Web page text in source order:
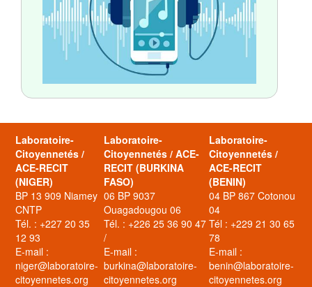
Laboratoire-
Citoyennetés /
ACE-RECIT
(NIGER)
BP 13 909 Niamey
CNTP
Tél. : +227 20 35
12 93
E-mail :
niger@laboratoire-
citoyennetes.org
Laboratoire-
Citoyennetés / ACE-
RECIT (BURKINA
FASO)
06 BP 9037
Ouagadougou 06
Tél. : +226 25 36 90 47
/
E-mail :
burkina@laboratoire-
citoyennetes.org
Laboratoire-
Citoyennetés /
ACE-RECIT
(BENIN)
04 BP 867 Cotonou
04
Tél : +229 21 30 65
78
E-mail :
benin@laboratoire-
citoyennetes.org